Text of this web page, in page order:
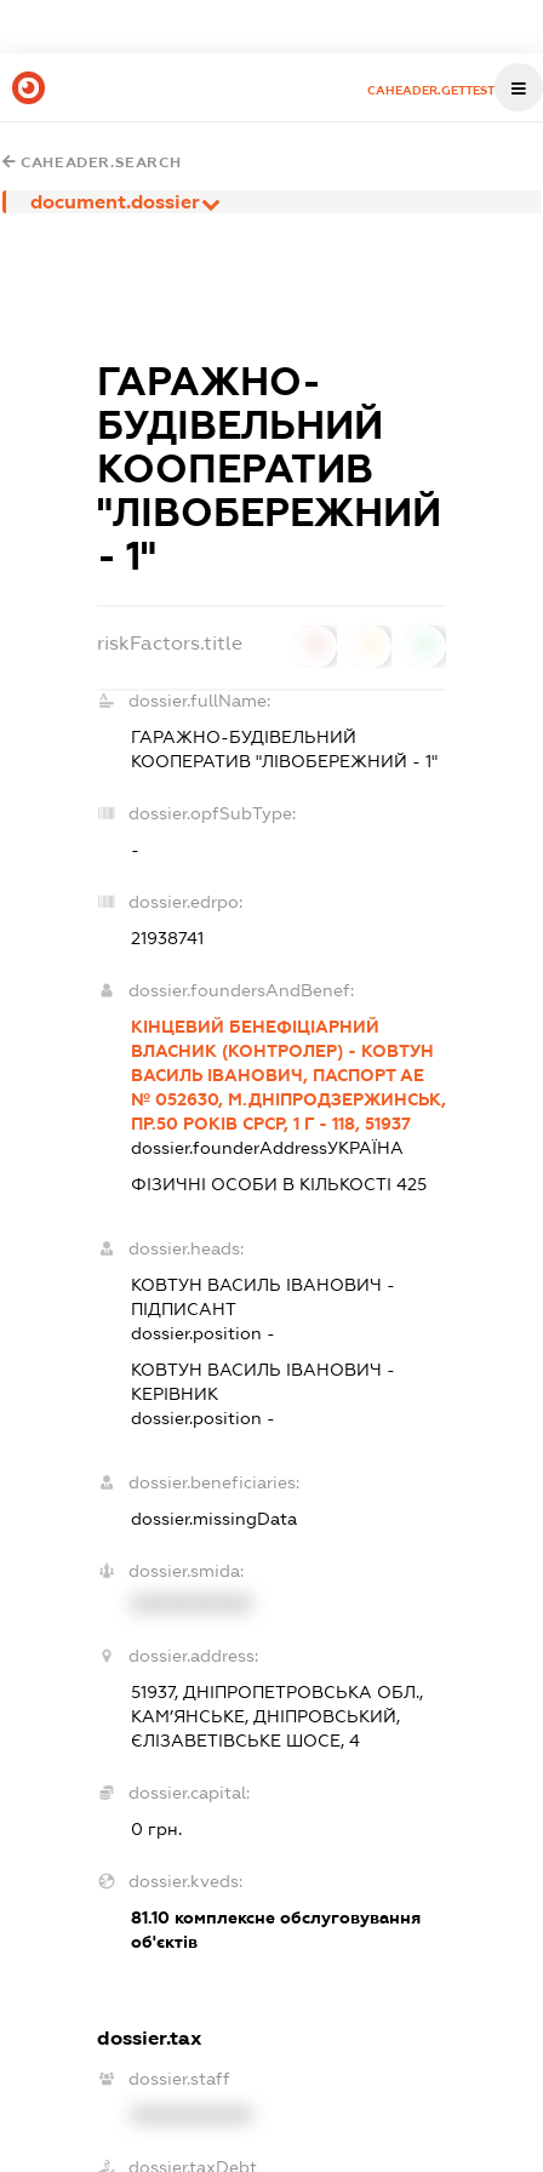
CAHEADER.GETTEST
CAHEADER.SEARCH
document.dossier
ГАРАЖНО-
БУДІВЕЛЬНИЙ
КООПЕРАТИВ
"ЛІВОБЕРЕЖНИЙ
- 1"
riskFactors.title
dossier.fullName:
ГАРАЖНО-БУДІВЕЛЬНИЙ
КООПЕРАТИВ "ЛІВОБЕРЕЖНИЙ - 1"
dossier.opfSubType:
-
dossier.edrpo:
21938741
dossier.foundersAndBenef:
КІНЦЕВИЙ БЕНЕФІЦІАРНИЙ
ВЛАСНИК (КОНТРОЛЕР) - КОВТУН
ВАСИЛЬ ІВАНОВИЧ, ПАСПОРТ АЕ
№ 052630, М.ДНІПРОДЗЕРЖИНСЬК,
ПР.50 РОКІВ СРСР, 1 Г - 118, 51937
dossier.founderAddressУКРАЇНА
ФІЗИЧНІ ОСОБИ В КІЛЬКОСТІ 425
dossier.heads:
КОВТУН ВАСИЛЬ ІВАНОВИЧ -
ПІДПИСАНТ
dossier.position -
КОВТУН ВАСИЛЬ ІВАНОВИЧ -
КЕРІВНИК
dossier.position -
dossier.beneficiaries:
dossier.missingData
dossier.smida:
dossier.address:
51937, ДНІПРОПЕТРОВСЬКА ОБЛ.,
КАМ’ЯНСЬКЕ, ДНІПРОВСЬКИЙ,
ЄЛІЗАВЕТІВСЬКЕ ШОСЕ, 4
dossier.capital:
0 грн.
dossier.kveds:
81.10комплексне обслуговування
об'єктів
dossier.tax
dossier.staff
dossier.taxDebt